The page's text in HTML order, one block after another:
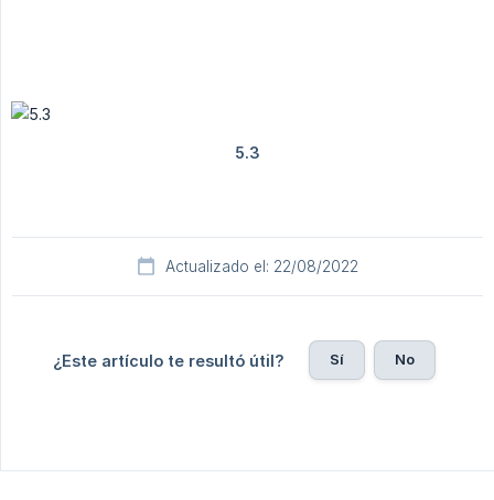
Actualizado el: 22/08/2022
¿Este artículo te resultó útil? Sí No